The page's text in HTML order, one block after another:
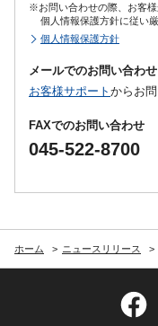
※お問い合わせの際、お客
個人情報保護方針に従い
個人情報保護方針
メールでのお問い合わせ
お客様サポート からお問
FAXでのお問い合わせ
045-522-8700
ホーム ニュースリリース